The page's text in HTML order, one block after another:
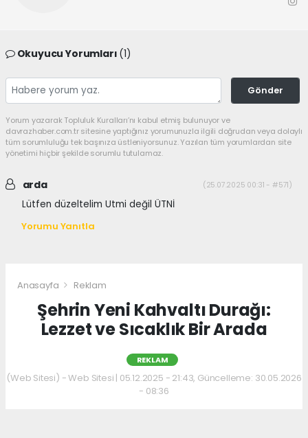
Okuyucu Yorumları (1)
Gönder
Yorum yazarak Topluluk Kuralları’nı kabul etmiş bulunuyor ve
davrazhaber.com.tr sitesine yaptığınız yorumunuzla ilgili doğrudan veya dolaylı
tüm sorumluluğu tek başınıza üstleniyorsunuz. Yazılan tüm yorumlardan site
yönetimi hiçbir şekilde sorumlu tutulamaz.
arda (25.07.2025 00:31 - #571)
Lütfen düzeltelim Utmi değil ÜTNİ
Yorumu Yanıtla
Anasayfa Reklam
Şehrin Yeni Kahvaltı Durağı:
Lezzet ve Sıcaklık Bir Arada
REKLAM
(Web Sitesi) - Web Sitesi | 05.12.2025 - 21:43, Güncelleme: 30.05.2026
- 08:36